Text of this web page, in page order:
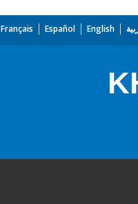
English
Español
Français